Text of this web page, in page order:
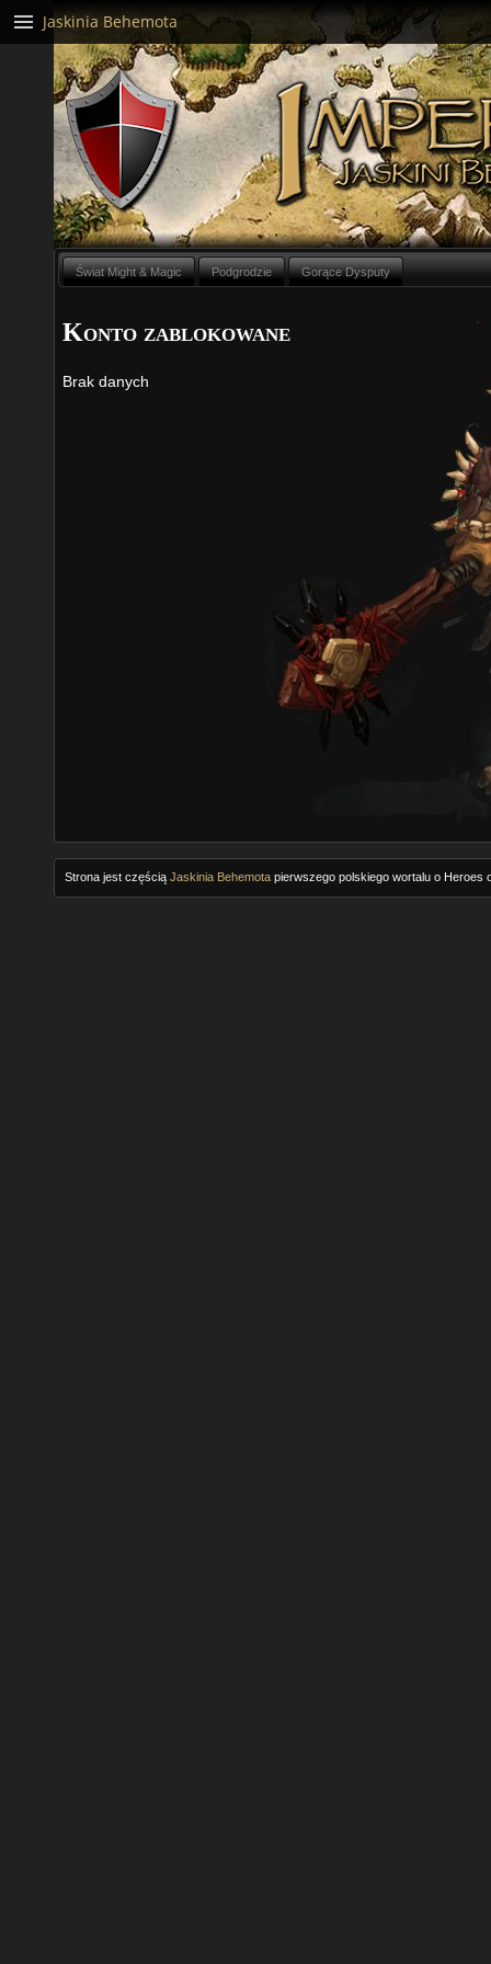
Świat Might & Magic Podgrodzie Gorące Dysputy
Konto zablokowane
Brak danych
Strona jest częścią Jaskinia Behemotapierwszego polskiego wortalu o Heroes
Jaskinia Behemota